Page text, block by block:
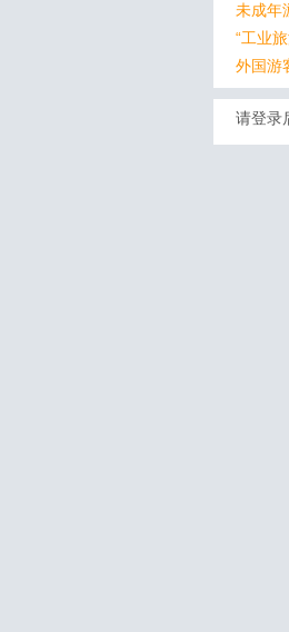
未成年
“工业
外国游
请登录